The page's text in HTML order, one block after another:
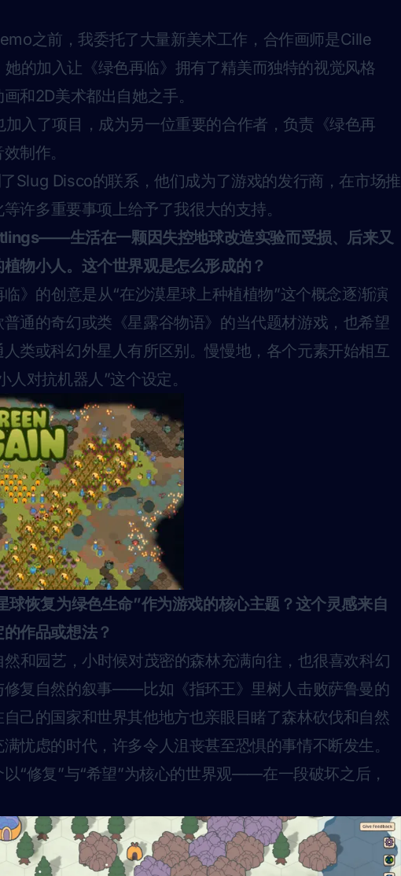
之前，我委托了大量新美术工作，合作画师是Cille
的加入让《绿色再临》拥有了精美而独特的视觉风格
和2D美术都出自她之手。
入了项目，成为另一位重要的合作者，负责《绿色再
制作。
Slug Disco的联系，他们成为了游戏的发行商，在市场推
许多重要事项上给予了我很大的支持。
生活在一颗因失控地球改造实验而受损、后来又
物小人。这个世界观是怎么形成的？
》的创意是从“在沙漠星球上种植植物”这个概念逐渐演
通的奇幻或类《星露谷物语》的当代题材游戏，也希望
类或科幻外星人有所区别。慢慢地，各个元素开始相互
对抗机器人”这个设定。
球恢复为绿色生命”作为游戏的核心主题？这个灵感来自
作品或想法？
然和园艺，小时候对茂密的森林充满向往，也很喜欢科幻
修复自然的叙事——比如《指环王》里树人击败萨鲁曼的
己的国家和世界其他地方也亲眼目睹了森林砍伐和自然
忧虑的时代，许多令人沮丧甚至恐惧的事情不断发生。
“修复”与“希望”为核心的世界观——在一段破坏之后，